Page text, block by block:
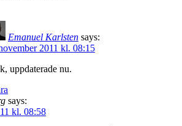
Emanuel Karlsten says:
2011 kl. 08:15
uppdaterade nu.
says:
kl. 08:58